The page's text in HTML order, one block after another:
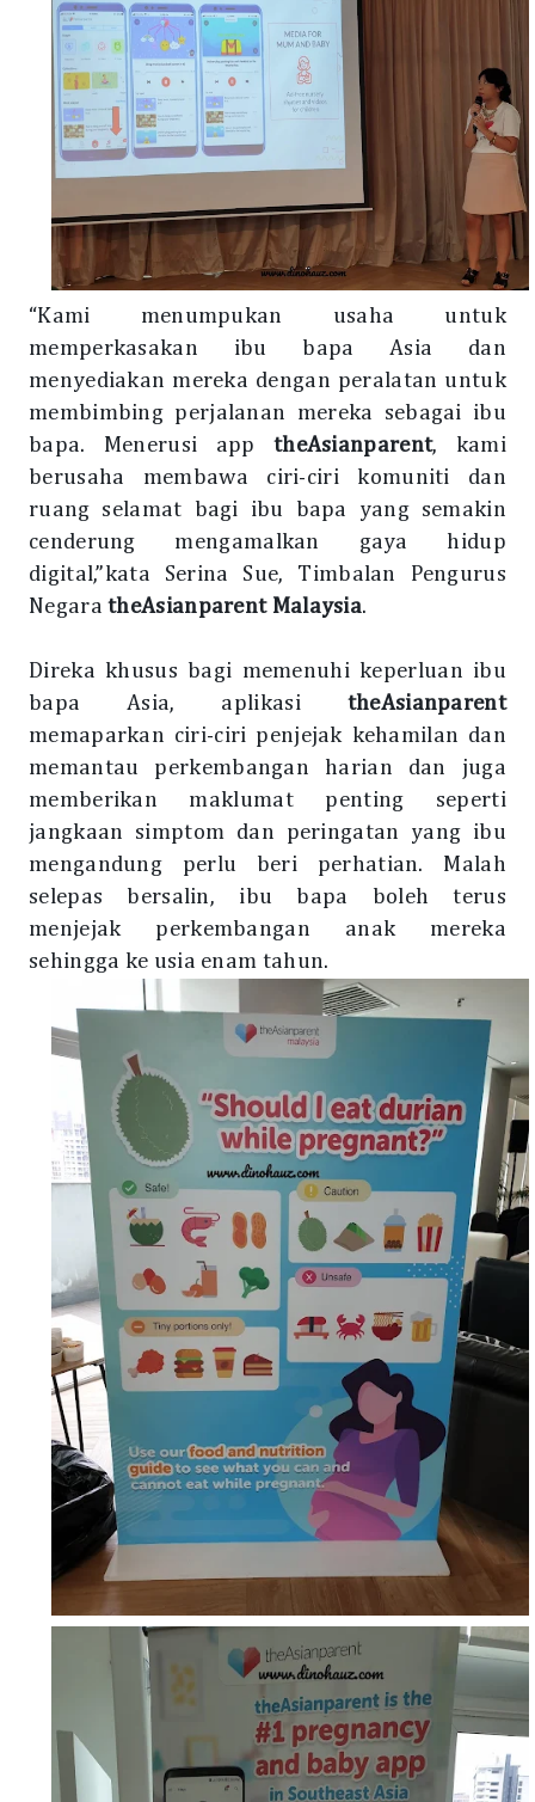
“Kami menumpukan usaha untuk
memperkasakan ibu bapa Asia dan
menyediakan mereka dengan peralatan untuk
membimbing perjalanan mereka sebagai ibu
bapa. Menerusi app theAsianparent, kami
berusaha membawa ciri-ciri komuniti dan
ruang selamat bagi ibu bapa yang semakin
cenderung mengamalkan gaya hidup
digital,”kata Serina Sue, Timbalan Pengurus
NegaratheAsianparent Malaysia.
Direka khusus bagi memenuhi keperluan ibu
bapa Asia, aplikasi theAsianparent
memaparkan ciri-ciri penjejak kehamilan dan
memantau perkembangan harian dan juga
memberikan maklumat penting seperti
jangkaan simptom dan peringatan yang ibu
mengandung perlu beri perhatian. Malah
selepas bersalin, ibu bapa boleh terus
menjejak perkembangan anak mereka
sehingga ke usia enam tahun.